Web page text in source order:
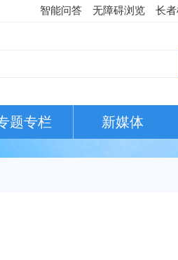
智能问答 无障碍浏览 长
题专栏 新媒体